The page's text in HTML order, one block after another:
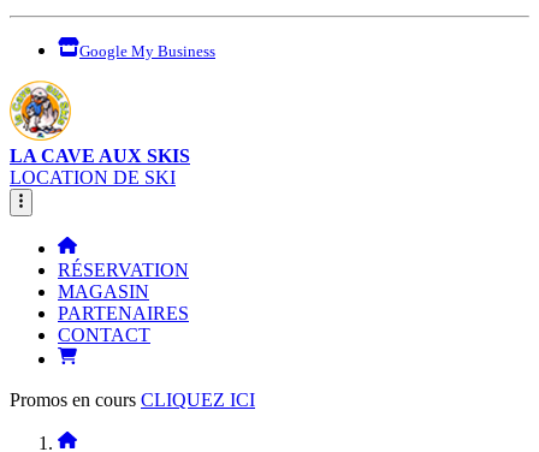
Google My Business
LA CAVE AUX SKIS
LOCATION DE SKI
RÉSERVATION
MAGASIN
PARTENAIRES
CONTACT
Promos en cours CLIQUEZ ICI